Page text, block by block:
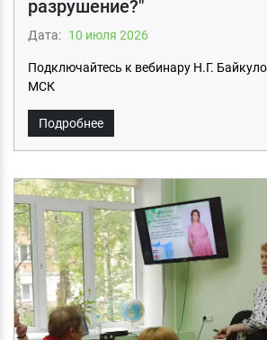
разрушение?"
Дата: 10 июля 2026
Подключайтесь к вебинару Н.Г.
МСК
Подробнее